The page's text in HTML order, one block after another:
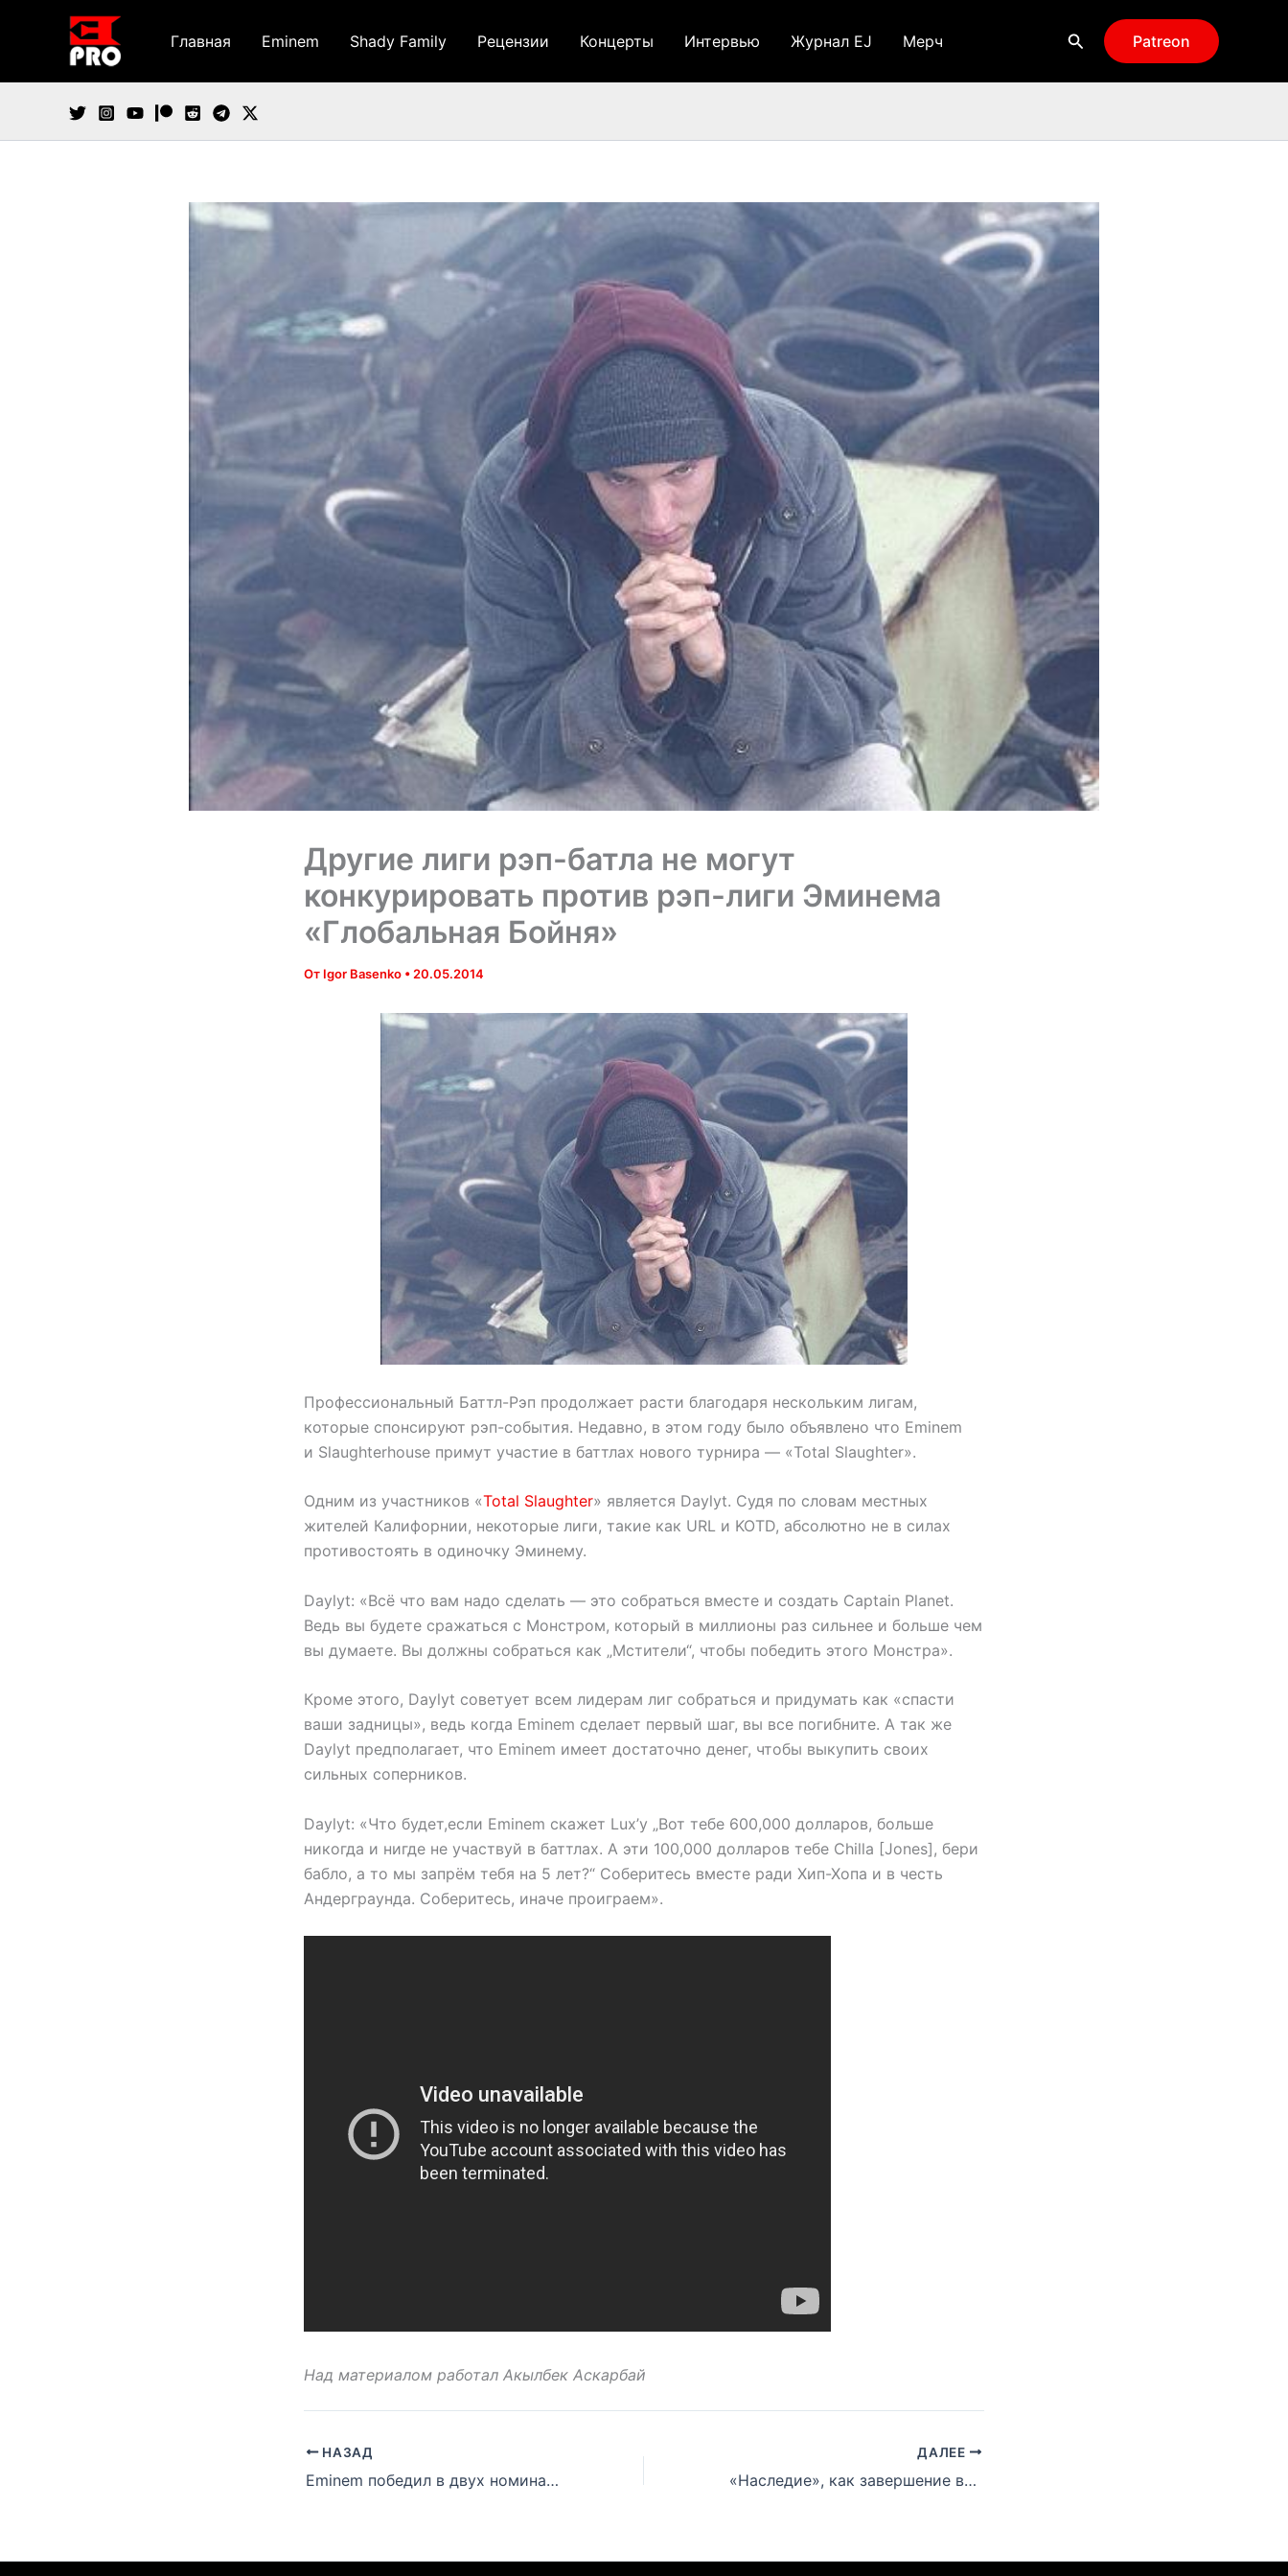
содержимому
Главная Eminem Shady Family Рецензии Концерты Интервью Журнал EJ Мерч Поиск Patreon
Другие лиги рэп-батла не могут
конкурировать против рэп-лиги Эминема
«Глобальная Бойня»
От Igor Basenko • 20.05.2014
Профессиональный Баттл-Рэп продолжает расти благодаря нескольким лигам,
которые спонсируют рэп-события. Недавно, в этом году было объявлено что Eminem
и Slaughterhouse примут участие в баттлах нового турнира — «Total Slaughter».
Одним из участников «Total Slaughter» является Daylyt. Судя по словам местных
жителей Калифорнии, некоторые лиги, такие как URL и KOTD, абсолютно не в силах
противостоять в одиночку Эминему.
Daylyt: «Всё что вам надо сделать — это собраться вместе и создать Captain Planet.
Ведь вы будете сражаться с Монстром, который в миллионы раз сильнее и больше чем
вы думаете. Вы должны собраться как „Мстители“, чтобы победить этого Монстра».
Кроме этого, Daylyt советует всем лидерам лиг собраться и придумать как «спасти
ваши задницы», ведь когда Eminem сделает первый шаг, вы все погибните. А так же
Daylyt предполагает, что Eminem имеет достаточно денег, чтобы выкупить своих
сильных соперников.
Daylyt: «Что будет,если Eminem скажет Lux’у „Вот тебе 600,000 долларов, больше
никогда и нигде не участвуй в баттлах. А эти 100,000 долларов тебе Chilla [Jones], бери
бабло, а то мы запрём тебя на 5 лет?“ Соберитесь вместе ради Хип-Хопа и в честь
Андерграунда. Соберитесь, иначе проиграем».
Над материалом работал Акылбек Аскарбай
НАЗАД
Eminem победил в двух номинация Billboard Music Awards 2014
ДАЛЕЕ
«Наследие», как завершение всей истории MMLP2?